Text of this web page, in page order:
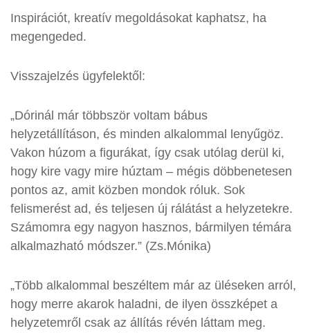
Inspirációt, kreatív megoldásokat kaphatsz, ha
megengeded.
Visszajelzés ügyfelektől:
„Dórinál már többször voltam bábus
helyzetállításon, és minden alkalommal lenyűgöz.
Vakon húzom a figurákat, így csak utólag derül ki,
hogy kire vagy mire húztam – mégis döbbenetesen
pontos az, amit közben mondok róluk. Sok
felismerést ad, és teljesen új rálátást a helyzetekre.
Számomra egy nagyon hasznos, bármilyen témára
alkalmazható módszer.” (Zs.Mónika)
„Több alkalommal beszéltem már az üléseken arról,
hogy merre akarok haladni, de ilyen összképet a
helyzetemről csak az állítás révén láttam meg.